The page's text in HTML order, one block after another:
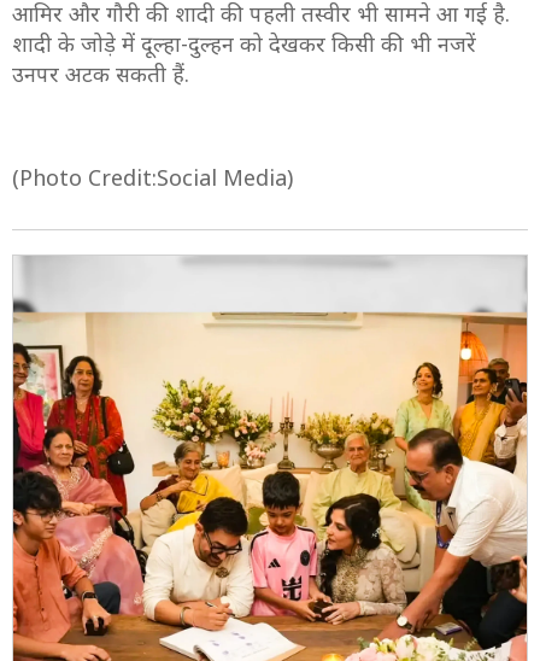
आमिर और गौरी की शादी की पहली तस्वीर भी सामने आ गई है.
शादी के जोड़े में दूल्हा-दुल्हन को देखकर किसी की भी नजरें
उनपर अटक सकती हैं.
(Photo Credit:Social Media)